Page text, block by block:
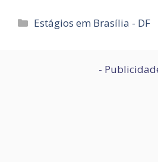
Categorias
Estágios em Brasília - DF
-